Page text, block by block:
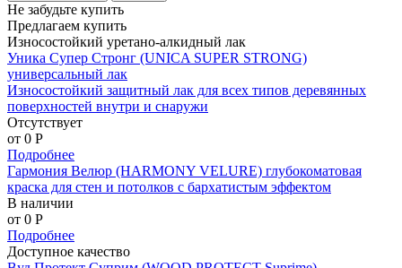
Не забудьте купить
Предлагаем купить
Износостойкий уретано-алкидный лак
Уника Супер Стронг (UNICA SUPER STRONG)
универсальный лак
Износостойкий защитный лак для всех типов деревянных
поверхностей внутри и снаружи
Отсутствует
от 0 P
Подробнее
Гармония Велюр (HARMONY VELURE) глубокоматовая
краска для стен и потолков с бархатистым эффектом
В наличии
от 0 P
Подробнее
Доступное качество